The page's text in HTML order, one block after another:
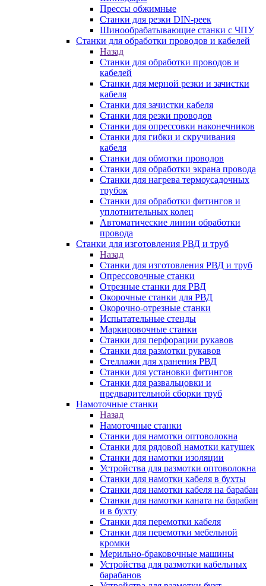
Прессы обжимные
Станки для резки DIN-реек
Шинообрабатывающие станки с ЧПУ
Станки для обработки проводов и кабелей
Назад
Станки для обработки проводов и
кабелей
Станки для мерной резки и зачистки
кабеля
Станки для зачистки кабеля
Станки для резки проводов
Станки для опрессовки наконечников
Станки для гибки и скручивания
кабеля
Станки для обмотки проводов
Станки для обработки экрана провода
Станки для нагрева термоусадочных
трубок
Станки для обработки фитингов и
уплотнительных колец
Автоматические линии обработки
провода
Станки для изготовления РВД и труб
Назад
Станки для изготовления РВД и труб
Опрессовочные станки
Отрезные станки для РВД
Окорочные станки для РВД
Окорочно-отрезные станки
Испытательные стенды
Маркировочные станки
Станки для перфорации рукавов
Станки для размотки рукавов
Стеллажи для хранения РВД
Станки для установки фитингов
Станки для развальцовки и
предварительной сборки труб
Намоточные станки
Назад
Намоточные станки
Станки для намотки оптоволокна
Станки для рядовой намотки катушек
Станки для намотки изоляции
Устройства для размотки оптоволокна
Станки для намотки кабеля в бухты
Станки для намотки кабеля на барабан
Станки для намотки каната на барабан
и в бухту
Станки для перемотки кабеля
Станки для перемотки мебельной
кромки
Мерильно-браковочные машины
Устройства для размотки кабельных
барабанов